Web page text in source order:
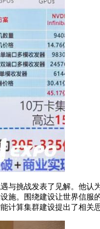
挑战发表了见解。他认
。围绕建设让世界信服
计算集群建设提出了相关思